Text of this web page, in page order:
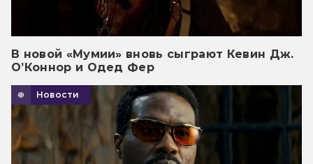
В новой «Мумии» вновь сыграют Кевин Дж.
О’Коннор и Одед Фер
Новости